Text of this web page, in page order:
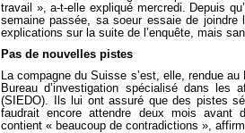
travail », a-t-elle expliqué mercredi. Depuis
semaine passée, sa soeur essaie de joindre
explications sur la suite de l’enquête, mais
Pas de nouvelles pistes
La compagne du Suisse s’est, elle, rendue
Bureau d’investigation spécialisé dans les
(SIEDO). Ils lui ont assuré que des pistes
faudrait encore attendre deux mois avant
contient « beaucoup de contradictions »,